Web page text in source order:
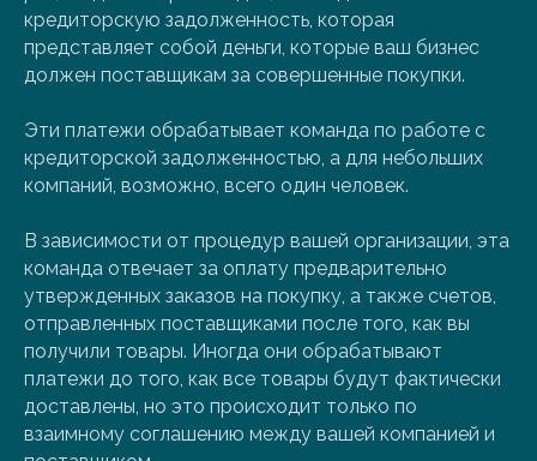
кредиторскую задолженность, которая
представляет собой деньги, которые ваш бизнес
должен поставщикам за совершенные покупки.
Эти платежи обрабатывает команда по работе с
кредиторской задолженностью, а для небольших
компаний, возможно, всего один человек.
В зависимости от процедур вашей организации, эта
команда отвечает за оплату предварительно
утвержденных заказов на покупку, а также счетов,
отправленных поставщиками после того, как вы
получили товары. Иногда они обрабатывают
платежи до того, как все товары будут фактически
доставлены, но это происходит только по
взаимному соглашению между вашей компанией и